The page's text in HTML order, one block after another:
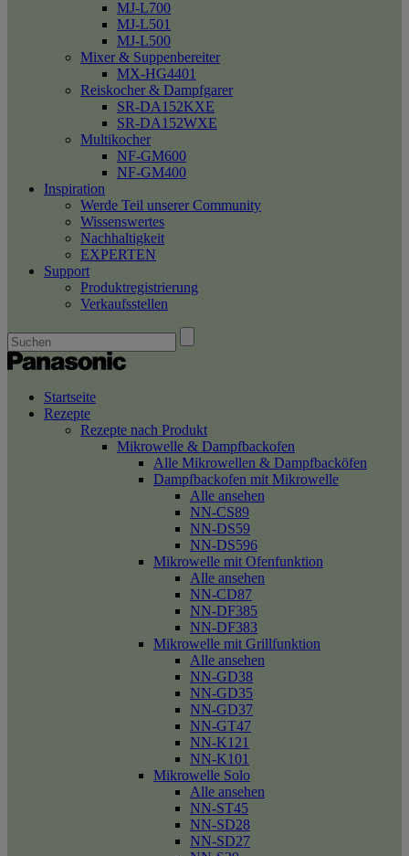
MJ-L700
MJ-L501
MJ-L500
Mixer & Suppenbereiter
MX-HG4401
Reiskocher & Dampfgarer
SR-DA152KXE
SR-DA152WXE
Multikocher
NF-GM600
NF-GM400
Inspiration
Werde Teil unserer Community
Wissenswertes
Nachhaltigkeit
EXPERTEN
Support
Produktregistrierung
Verkaufsstellen
Startseite
Rezepte
Rezepte nach Produkt
Mikrowelle & Dampfbackofen
Alle Mikrowellen & Dampfbacköfen
Dampfbackofen mit Mikrowelle
Alle ansehen
NN-CS89
NN-DS59
NN-DS596
Mikrowelle mit Ofenfunktion
Alle ansehen
NN-CD87
NN-DF385
NN-DF383
Mikrowelle mit Grillfunktion
Alle ansehen
NN-GD38
NN-GD35
NN-GD37
NN-GT47
NN-K121
NN-K101
Mikrowelle Solo
Alle ansehen
NN-ST45
NN-SD28
NN-SD27